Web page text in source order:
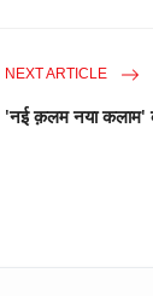
NEXT ARTICLE
'नई क़लम नया कलाम'